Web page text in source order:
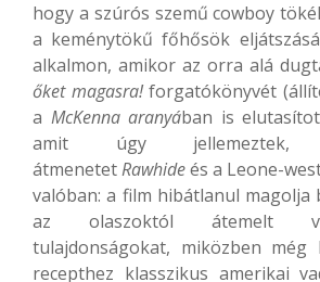
hogy a szúrós szemű cowboy
a keménytökű főhősök
alkalmon, amikor az orra alá
őket magasra!forgatókönyvét
a McKenna aranyában is
amit úgy
átmenetetRawhideés a Leone-
valóban: a film hibátlanul magolja
az olaszoktól átemelt
tulajdonságokat, miközben
recepthez klasszikus amerikai